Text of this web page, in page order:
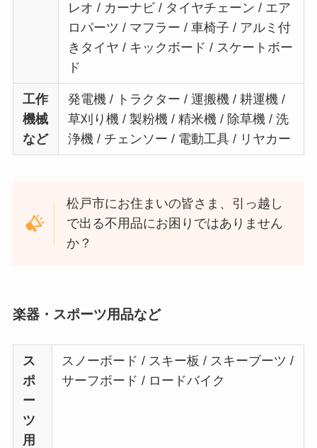
レオ / カーナビ / タイヤチェーン / エア
ロパーツ / マフラー / 車椅子 / アルミ付
きタイヤ / キックボード / スケートボー
ド
工作
機械
など
発電機 / トラクター / 運搬機 / 耕運機 /
草刈り機 / 製粉機 / 精米機 / 除草機 / 洗
浄機 / チェンソー / 電動工具 / リヤカー
松戸市にお住まいの皆さま、引っ越し
で出る不用品にお困りではありません
か？
楽器・スポーツ用品など
ス
ポ
ー
ツ
用
スノーボード / スキー板 / スキーブーツ /
サーフボード / ロードバイク